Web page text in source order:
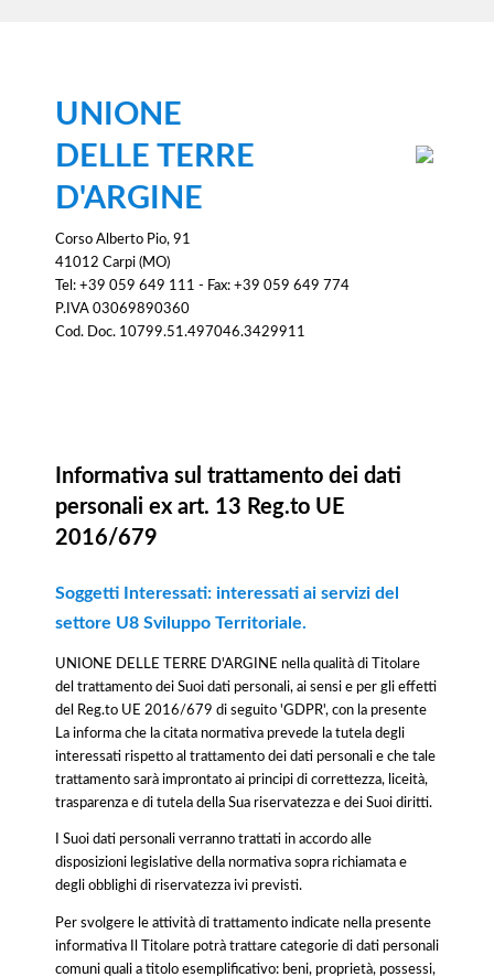
UNIONE
DELLE TERRE
D'ARGINE
Corso Alberto Pio, 91
41012 Carpi (MO)
Tel: +39 059 649 111 - Fax: +39 059 649 774
P.IVA 03069890360
Cod. Doc. 10799.51.497046.3429911
Informativa sul trattamento dei dati
personali ex art. 13 Reg.to UE
2016/679
Soggetti Interessati: interessati ai servizi del
settore U8 Sviluppo Territoriale.
UNIONE DELLE TERRE D'ARGINE nella qualità di Titolare
del trattamento dei Suoi dati personali, ai sensi e per gli effetti
del Reg.to UE 2016/679 di seguito 'GDPR', con la presente
La informa che la citata normativa prevede la tutela degli
interessati rispetto al trattamento dei dati personali e che tale
trattamento sarà improntato ai principi di correttezza, liceità,
trasparenza e di tutela della Sua riservatezza e dei Suoi diritti.
I Suoi dati personali verranno trattati in accordo alle
disposizioni legislative della normativa sopra richiamata e
degli obblighi di riservatezza ivi previsti.
Per svolgere le attività di trattamento indicate nella presente
informativa Il Titolare potrà trattare categorie di dati personali
comuni quali a titolo esemplificativo: beni, proprietà, possessi,